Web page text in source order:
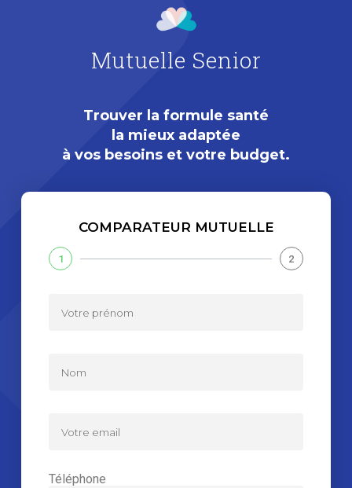
Mutuelle Senior
Trouver la formule santé
la mieux adaptée
à vos besoins et votre budget.
COMPARATEUR MUTUELLE
1 2
Téléphone